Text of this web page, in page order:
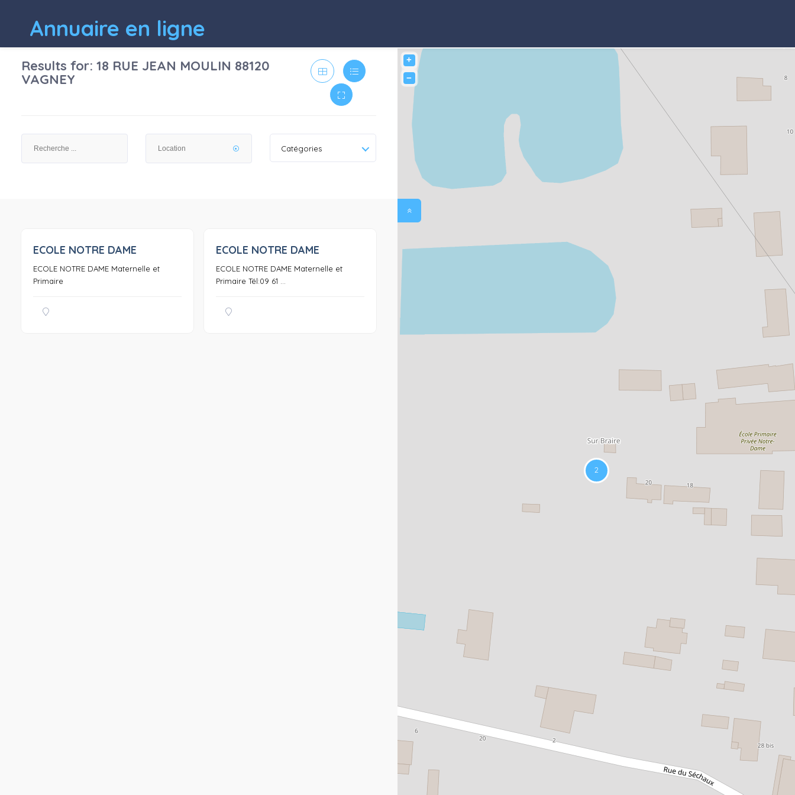
Annuaire en ligne
+
−
Results for:18 RUE JEAN MOULIN 88120
VAGNEY
Catégories
ECOLE NOTRE DAME
ECOLE NOTRE DAME Maternelle et
Primaire
ECOLE NOTRE DAME
ECOLE NOTRE DAME Maternelle et
Primaire Tél:09 61 ...